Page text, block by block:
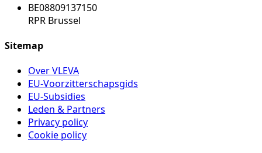
BE08809137150
RPR Brussel
Sitemap
Over VLEVA
EU-Voorzitterschapsgids
EU-Subsidies
Leden & Partners
Privacy policy
Cookie policy